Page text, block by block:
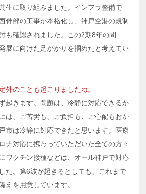
生に取り組みました。インフラ整備で
伸部の工事が本格化し、神戸空港の規制
も確認されました。この2期8年の間
展に向けた足がかりを掴めたと考えてい
外のことも起こりましたね。
起きます。問題は、冷静に対応できるか
は、ご苦労も、ご負担も、ご心配もおか
市は冷静に対応できたと思います。医療
ナ対応に携わっていただいた全ての方々
ワクチン接種などは、オール神戸で対応
た。第6波が起きるとしても、これまで
えを用意しています。